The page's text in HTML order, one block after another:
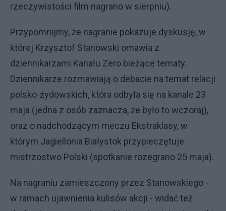
rzeczywistości film nagrano w sierpniu).
Przypomnijmy, że nagranie pokazuje dyskusję, w
której Krzysztof Stanowski omawia z
dziennikarzami Kanału Zero bieżące tematy.
Dziennikarze rozmawiają o debacie na temat relacji
polsko-żydowskich, która odbyła się na kanale 23
maja (jedna z osób zaznacza, że było to wczoraj),
oraz o nadchodzącym meczu Ekstraklasy, w
którym Jagiellonia Białystok przypieczętuje
mistrzostwo Polski (spotkanie rozegrano 25 maja).
Na nagraniu zamieszczony przez Stanowskiego -
w ramach ujawnienia kulisów akcji - widać też